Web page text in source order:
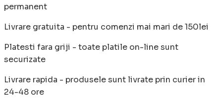
permanent
Livrare gratuita - pentru comenzi mai mari de 150lei
Platesti fara griji - toate platile on-line sunt
securizate
Livrare rapida - produsele sunt livrate prin curier in
24-48 ore